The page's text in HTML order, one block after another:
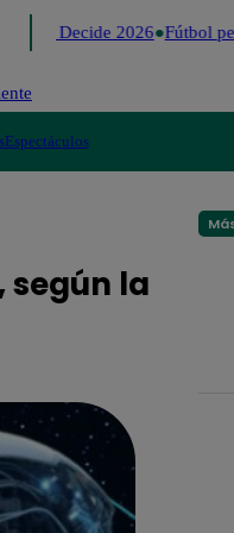
Perú Decide 2026 Fútbol
Espectáculos
según la